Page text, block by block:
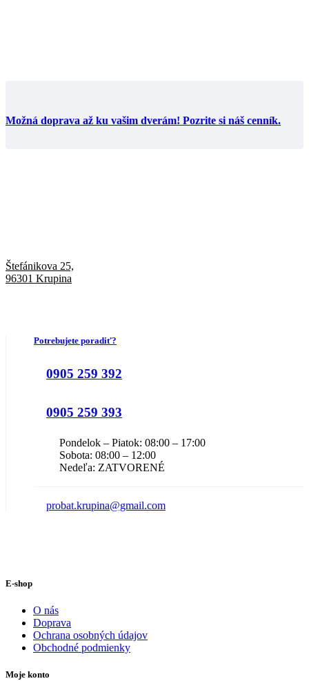
Možná doprava až ku vašim dverám! Pozrite si náš cenník.
Štefánikova 25,
96301 Krupina
Potrebujete poradiť?
0905 259 392
0905 259 393
Pondelok – Piatok: 08:00 – 17:00
Sobota: 08:00 – 12:00
Nedeľa: ZATVORENÉ
probat.krupina@gmail.com
E-shop
O nás
Doprava
Ochrana osobných údajov
Obchodné podmienky
Moje konto